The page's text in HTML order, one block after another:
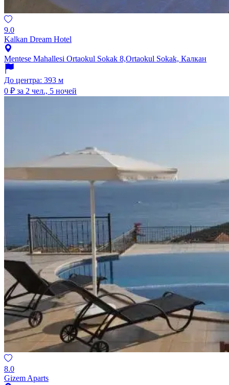
9.0
Kalkan Dream Hotel
Mentese Mahallesi Ortaokul Sokak 8,Ortaokul Sokak, Калкан
До центра: 393 м
0 ₽ за 2 чел., 5 ночей
8.0
Gizem Aparts